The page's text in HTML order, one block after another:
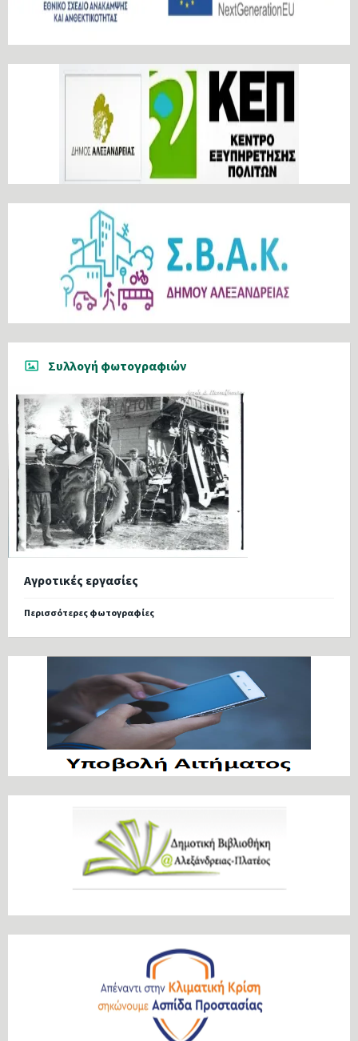
Συλλογή φωτογραφιών
Αγροτικές εργασίες
Περισσότερες φωτογραφίες